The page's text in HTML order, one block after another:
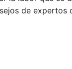
de expertos